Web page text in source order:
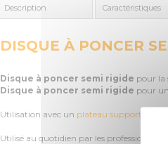
Description Caractéristiques
DISQUE À PONCER
Disque à poncer semi rigide pour la
Disque à poncer semi rigide pour
Utilisation avec un plateau support
Utilisé au quotidien par les professionnels.